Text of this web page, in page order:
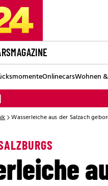
MAGAZINE
OnlinecarsWohnen
Wasserleiche aus der Salzach